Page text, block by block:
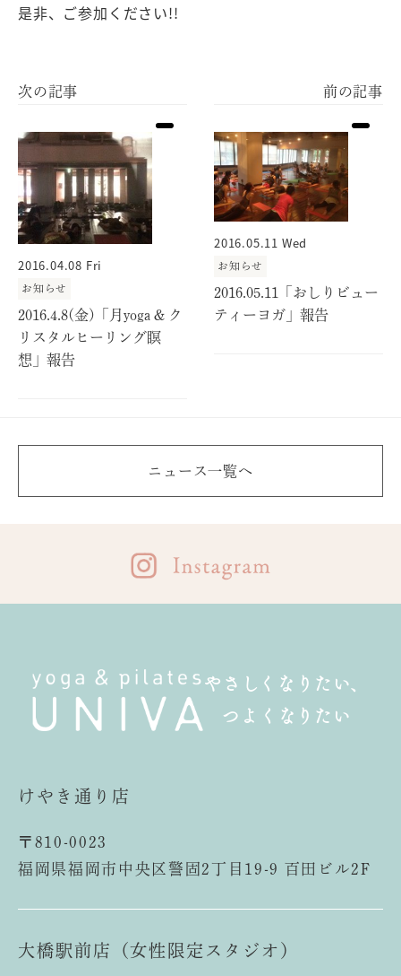
是非、ご参加ください!!
2016.04.08 Fri
お知らせ
2016.4.8(金)「月yoga & ク
リスタルヒーリング瞑
想」報告
2016.05.11 Wed
お知らせ
2016.05.11「おしりビュー
ティーヨガ」報告
ニュース一覧へ
やさしくなりたい、
つよくなりたい
けやき通り店
〒810-0023
福岡県福岡市中央区警固2丁目19-9 百田ビル2F
大橋駅前店（女性限定スタジオ）